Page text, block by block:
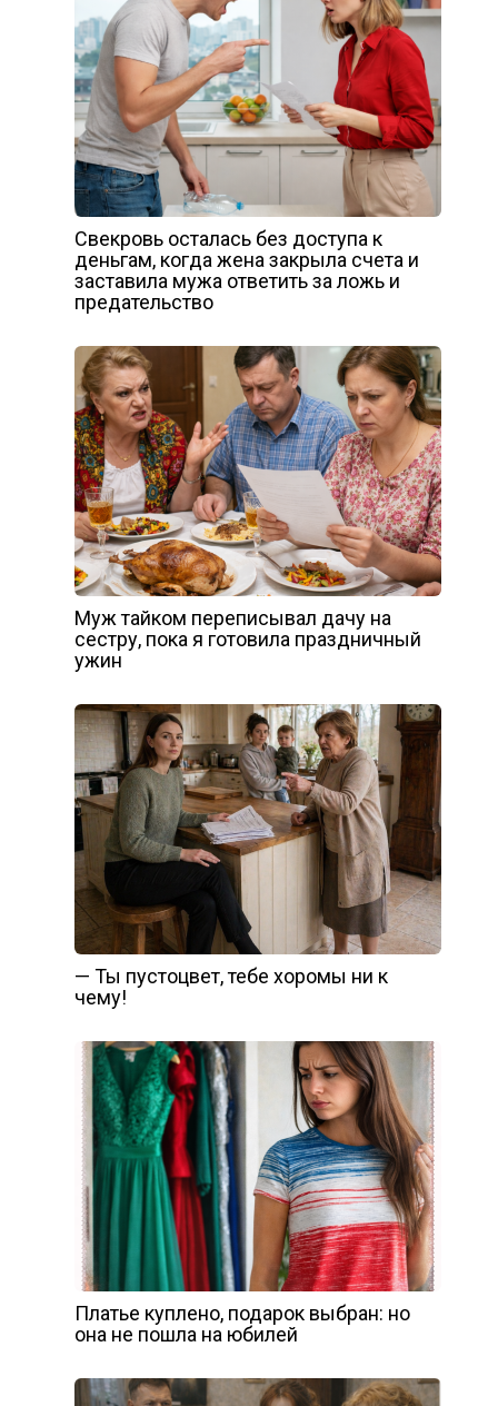
Свекровь осталась без доступа к
деньгам, когда жена закрыла счета и
заставила мужа ответить за ложь и
предательство
Муж тайком переписывал дачу на
сестру, пока я готовила праздничный
ужин
— Ты пустоцвет, тебе хоромы ни к
чему!
Платье куплено, подарок выбран: но
она не пошла на юбилей